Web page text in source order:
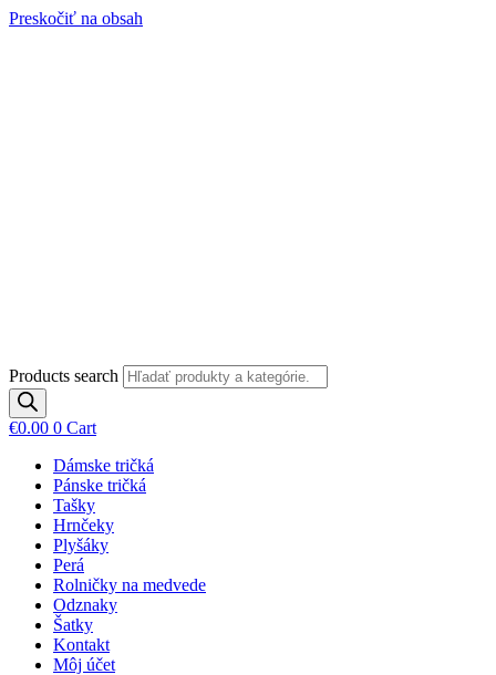
Preskočiť na obsah
Products search
€0.00 0 Cart
Dámske tričká
Pánske tričká
Tašky
Hrnčeky
Plyšáky
Perá
Rolničky na medvede
Odznaky
Šatky
Kontakt
Môj účet